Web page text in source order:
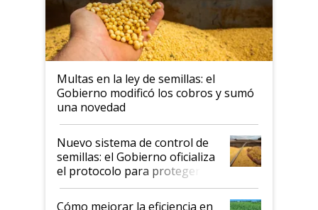
Multas en la ley de semillas: el
Gobierno modificó los cobros y sumó
una novedad
Nuevo sistema de control de
semillas: el Gobierno oficializa
el protocolo para proteger la
propiedad intelectual
Cómo mejorar la eficiencia en